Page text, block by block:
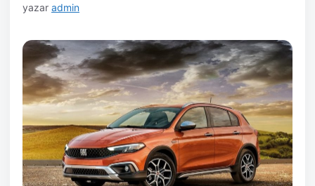
yazar admin